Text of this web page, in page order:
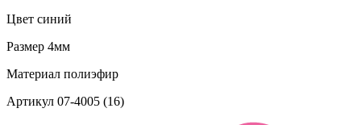
Цвет синий
Размер 4мм
Материал полиэфир
Артикул 07-4005 (16)